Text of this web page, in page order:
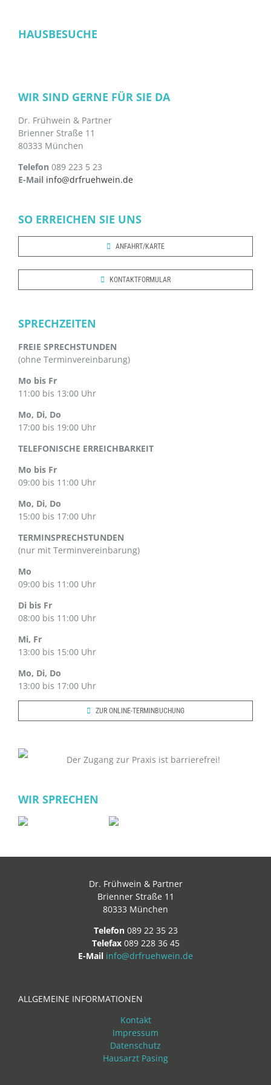
HAUSBESUCHE
WIR SIND GERNE FÜR SIE DA
Dr. Frühwein & Partner
Brienner Straße 11
80333 München
Telefon 089 223 5 23
E-Mail info@drfruehwein.de
SO ERREICHEN SIE UNS
ANFAHRT/KARTE
KONTAKTFORMULAR
SPRECHZEITEN
FREIE SPRECHSTUNDEN
(ohne Terminvereinbarung)
Mo bis Fr
11:00 bis 13:00 Uhr
Mo, Di, Do
17:00 bis 19:00 Uhr
TELEFONISCHE ERREICHBARKEIT
Mo bis Fr
09:00 bis 11:00 Uhr
Mo, Di, Do
15:00 bis 17:00 Uhr
TERMINSPRECHSTUNDEN
(nur mit Terminvereinbarung)
Mo
09:00 bis 11:00 Uhr
Di bis Fr
08:00 bis 11:00 Uhr
Mi, Fr
13:00 bis 15:00 Uhr
Mo, Di, Do
13:00 bis 17:00 Uhr
ZUR ONLINE-TERMINBUCHUNG
Der Zugang zur Praxis ist barrierefrei!
WIR SPRECHEN
Dr. Frühwein & Partner
Brienner Straße 11
80333 München
Telefon089 22 35 23
Telefax089 228 36 45
E-Mail info@drfruehwein.de
ALLGEMEINE INFORMATIONEN
Kontakt
Impressum
Datenschutz
Hausarzt Pasing